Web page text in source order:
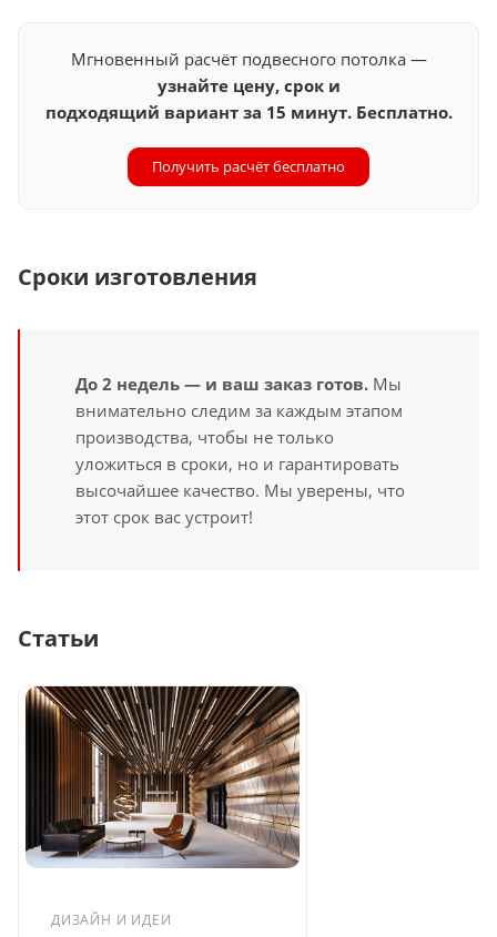
Мгновенный расчёт подвесного потолка —
узнайте цену, срок и
подходящий вариант за 15 минут. Бесплатно.
Получить расчёт бесплатно
Сроки изготовления
До 2 недель — и ваш заказ готов. Мы
внимательно следим за каждым этапом
производства, чтобы не только
уложиться в сроки, но и гарантировать
высочайшее качество. Мы уверены, что
этот срок вас устроит!
Статьи
ДИЗАЙН И ИДЕИ